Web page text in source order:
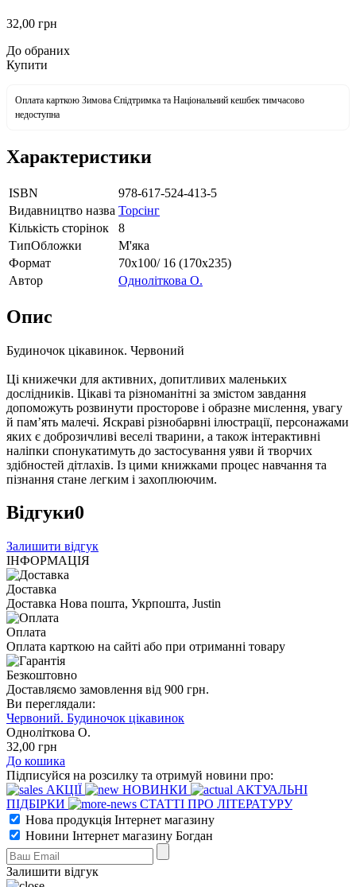
32,00 грн
До обраних
Купити
Оплата карткою Зимова Єпідтримка та Національний кешбек тимчасово
недоступна
Характеристики
ISBN
978-617-524-413-5
Видавництво назва Торсінг
Кількість сторінок
8
ТипОбложки
М'яка
Формат
70х100/ 16 (170х235)
Автор
Одноліткова О.
Опис
Будиночок цікавинок. Червоний
Ці книжечки для активних, допитливих маленьких
дослідників. Цікаві та різноманітні за змістом завдання
допоможуть розвинути просторове і образне мислення, увагу
й пам’ять малечі. Яскраві різнобарвні ілюстрації, персонажами
яких є доброзичливі веселі тварини, а також інтерактивні
наліпки спонукатимуть до застосування уяви й творчих
здібностей дітлахів. Із цими книжками процес навчання та
пізнання стане легким і захоплюючим.
Відгуки0
Залишити відгук
ІНФОРМАЦІЯ
Доставка
Доставка Нова пошта, Укрпошта, Justin
Оплата
Оплата карткою на сайті або при отриманні товару
Безкоштовно
Доставляємо замовлення від 900 грн.
Ви переглядали:
Червоний. Будиночок цікавинок
Одноліткова О.
32,00 грн
До кошика
Підписуйся на розсилку та отримуй новини про:
АКЦІЇ
НОВИНКИ
АКТУАЛЬНІ
ПІДБІРКИ
СТАТТІ ПРО ЛІТЕРАТУРУ
Нова продукція Інтернет магазину
Новини Інтернет магазину Богдан
Залишити відгук